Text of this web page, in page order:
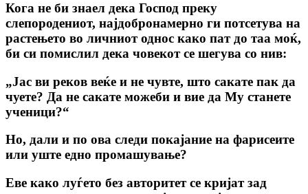
Кога не би знаел дека Господ преку
слепородениот, најдобронамерно ги потсетува на
растењето во личниот однос како пат до таа моќ,
би си помислил дека човекот се шегува со нив:
„Јас ви реков веќе и не чувте, што сакате пак да
чуете? Да не сакате можеби и вие да Му станете
ученици?“
Но, дали и по ова следи покајание на фарисеите
или уште едно промашување?
Еве како луѓето без авторитет се кријат зад